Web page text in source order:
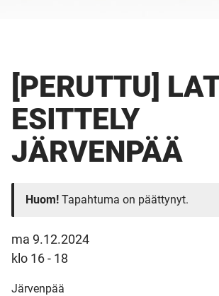
[PERUTTU]
ESITTELY
JÄRVENPÄÄ
Huom! Tapahtuma on päättynyt.
ma 9.12.2024
klo 16 - 18
Järvenpää